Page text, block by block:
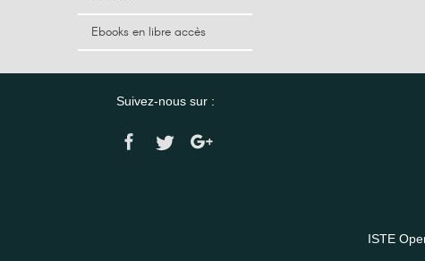
Ebooks en libre accès
Suivez-nous sur :
ISTE